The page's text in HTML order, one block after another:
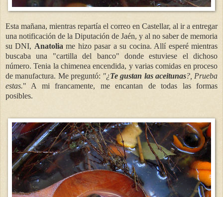
Esta mañana, mientras repartía el correo en Castellar, al ir a entregar
una notificación de la Diputación de Jaén, y al no saber de memoria
su DNI, Anatolia me hizo pasar a su cocina. Allí esperé mientras
buscaba una "cartilla del banco" donde estuviese el dichoso
número. Tenia la chimenea encendida, y varias comidas en proceso
de manufactura. Me preguntó: "¿Te gustan las aceitunas?, Prueba
estas." A mi francamente, me encantan de todas las formas
posibles.